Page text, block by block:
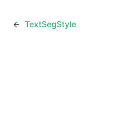
TextSegStyle